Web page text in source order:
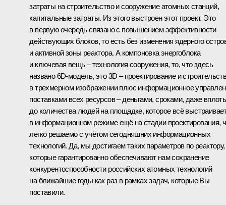
затраты на строительство и сооружение атомных станций,
капитальные затраты. Из этого выстроен этот проект. Это
в первую очередь связано с повышением эффективности
действующих блоков, то есть без изменения ядерного
и активной зоны реактора. А компоновка энергоблока
и ключевая вещь – технология сооружения, то, что здесь
названо 6D-модель, это 3D – проектирование и
в трехмерном изображении плюс информационное
поставками всех ресурсов – деньгами, сроками, даже вплоть
до количества людей на площадке, которое всё
в информационном режиме ещё на стадии проектирования,
легко решаемо с учётом сегодняшних информационных
технологий. Да, мы достигаем таких параметров по реактору,
которые гарантированно обеспечивают нам сохранение
конкурентоспособности российских атомных технологий
на ближайшие годы как раз в рамках задач, которые Вы
поставили.